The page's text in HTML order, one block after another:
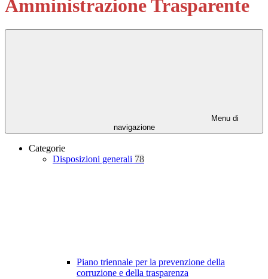
Amministrazione Trasparente
Menu di
navigazione
Categorie
Disposizioni generali 78
Piano triennale per la prevenzione della
corruzione e della trasparenza